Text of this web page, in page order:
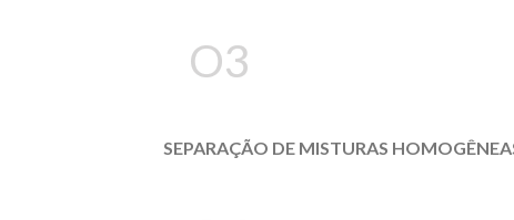
O3
SEPARAÇÃO DE MISTURAS